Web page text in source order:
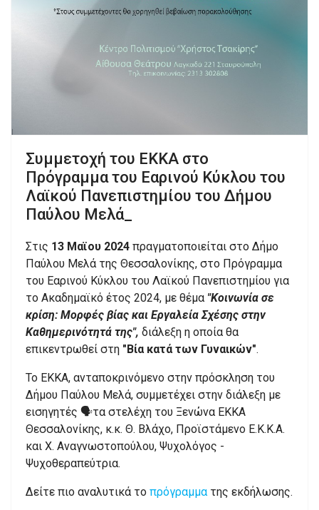
Συμμετοχή του ΕΚΚΑ στο
Πρόγραμμα του Εαρινού Kύκλου του
Λαϊκού Πανεπιστημίου του Δήμου
Παύλου Μελά_
Στις 13 Μαϊου 2024 πραγματοποιείται στο Δήμο
Παύλου Μελά της Θεσσαλονίκης, στο Πρόγραμμα
του Εαρινού Kύκλου του Λαϊκού Πανεπιστημίου για
το Ακαδημαϊκό έτος 2024, με θέμα "Κοινωνία σε
κρίση: Μορφές βίας και Εργαλεία Σχέσης στην
Καθημερινότητά της", διάλεξη η οποία θα
επικεντρωθεί στη "Βία κατά των Γυναικών".
Το ΕΚΚΑ, ανταποκρινόμενο στην πρόσκληση του
Δήμου Παύλου Μελά, συμμετέχει στην διάλεξη με
εισηγητές 🗣τα στελέχη του Ξενώνα ΕΚΚΑ
Θεσσαλονίκης, κ.κ. Θ. Βλάχο, Προϊστάμενο Ε.Κ.Κ.Α.
και Χ. Αναγνωστοπούλου, Ψυχολόγος -
Ψυχοθεραπεύτρια.
Δείτε πιο αναλυτικά το πρόγραμμα της εκδήλωσης.